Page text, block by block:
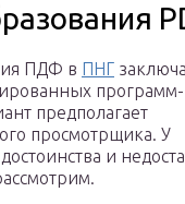
ПДФ в ПНГ
программ-
предполагает
просмотрщика. У
и